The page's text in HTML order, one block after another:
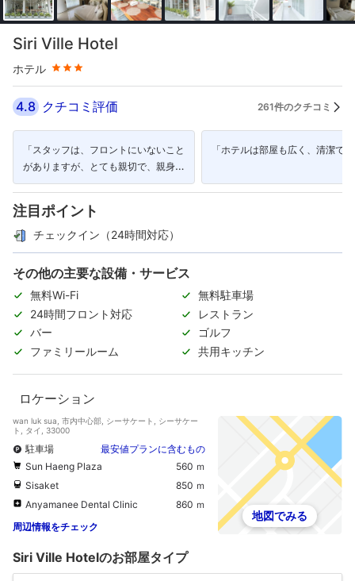
Siri Ville Hotel
ホテル
星評価 3つ星
4.8 クチコミ評価 261件のクチコミ
「スタッフは、フロントにいないこと
がありますが、とても親切で、親身に
対応してくれます。」
「ホテルは部屋も広く、清潔で
注目ポイント
チェックイン（24時間対応）
その他の主要な設備・サービス
無料Wi-Fi
無料駐車場
24時間フロント対応
レストラン
バー
ゴルフ
ファミリールーム
共用キッチン
ロケーション
wan luk sua, 市内中心部, シーサケート, シーサケー
ト, タイ, 33000
駐車場
最安値プランに含むもの
Sun Haeng Plaza
560 ｍ
Sisaket
850 ｍ
Anyamanee Dental Clinic
860 ｍ
周辺情報をチェック
地図でみる
Siri Ville Hotelのお部屋タイプ